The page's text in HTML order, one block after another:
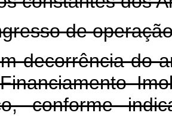
de
decorrência do
conforme